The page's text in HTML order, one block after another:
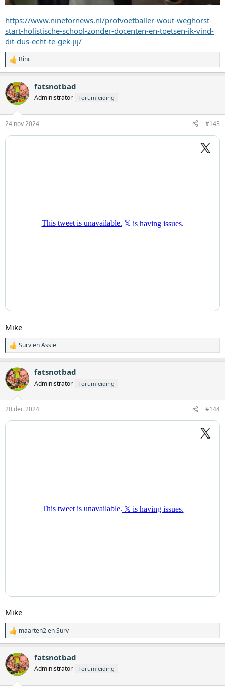
https://www.ninefornews.nl/profvoetballer-wout-weghorst-
start-holistische-school-zonder-docenten-en-toetsen-ik-vind-
dit-dus-echt-te-gek-jij/
W
a
r
d
e
n
g
Binc
fatsnotbad
Administrator Forumleiding
24 nov 2024 #143
Mike
W
a
r
d
e
n
g
SurvenAssie
fatsnotbad
Administrator Forumleiding
20 dec 2024 #144
Mike
W
a
r
d
e
maarten2enSurv
fatsnotbad
Administrator Forumleiding